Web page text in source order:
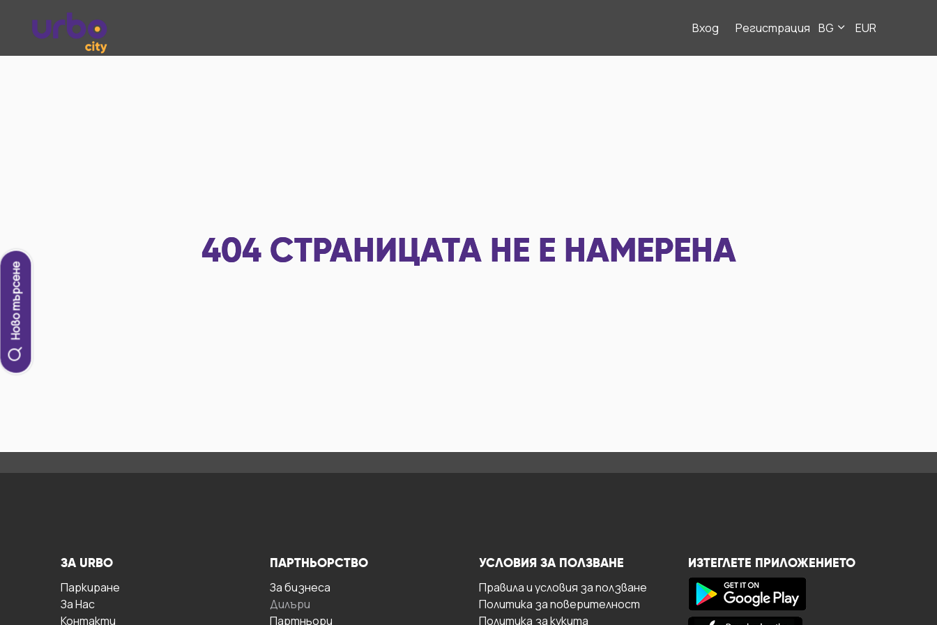
Вход Регистрация BG EUR
Ново търсене
404 СТРАНИЦАТА НЕ Е НАМЕРЕНА
ЗА URBO
Паркиране
За Hас
Контакти
ПАРТНЬОРСТВО
За бизнесa
Дилъри
Партньори
УСЛОВИЯ ЗА ПОЛЗВАНЕ
Правила и условия за ползване
Политика за поверителност
Политика за кукита
ИЗТЕГЛЕТЕ ПРИЛОЖЕНИЕТО